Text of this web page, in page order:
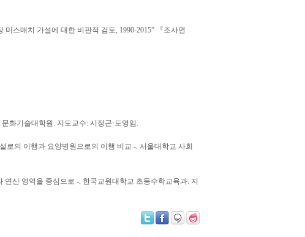
스매치 가설에 대한 비판적 검토, 1990-2015” 『조사연
화기술대학원. 지도교수: 시정곤·도영임.
로의 이행과 요양병원으로의 이행 비교 -. 서울대학교 사회
산 영역을 중심으로 -. 한국교원대학교 초등수학교육과. 지